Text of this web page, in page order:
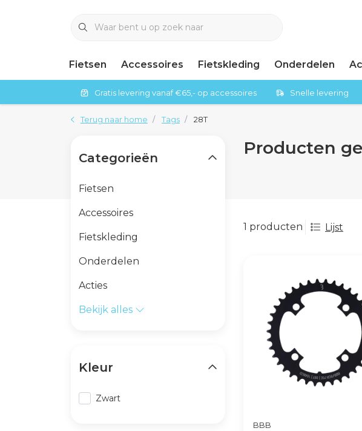
Fietsen Accessoires Fietskleding Onderdelen
Gratis levering vanaf €65,- op accessoires Snelle levering
Terug naar home Tags 28T
Producten
1 producten Lijst
BBB
Categorieën
Fietsen
Accessoires
Fietskleding
Onderdelen
Acties
Bekijk alles
Kleur
Zwart